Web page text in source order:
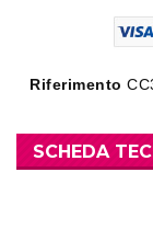
Riferimento
SCHEDA